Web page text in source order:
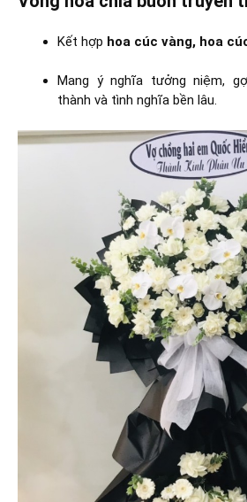
Kết hợp hoa cúc vàng, hoa
Mang ý nghĩa tưởng niệm,
thành và tình nghĩa bền lâu.